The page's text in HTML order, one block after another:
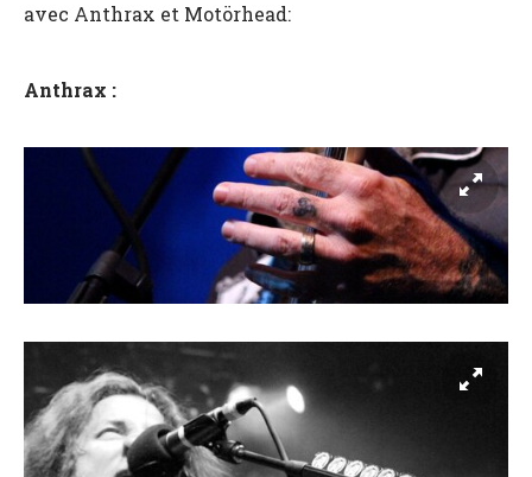
avec Anthrax et Motörhead:
Anthrax :